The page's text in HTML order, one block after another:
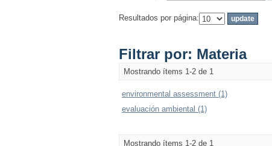
Resultados por página:
Filtrar por: Materia
Mostrando ítems 1-2 de 1
environmental assessment (1)
evaluación ambiental (1)
Mostrando ítems 1-2 de 1